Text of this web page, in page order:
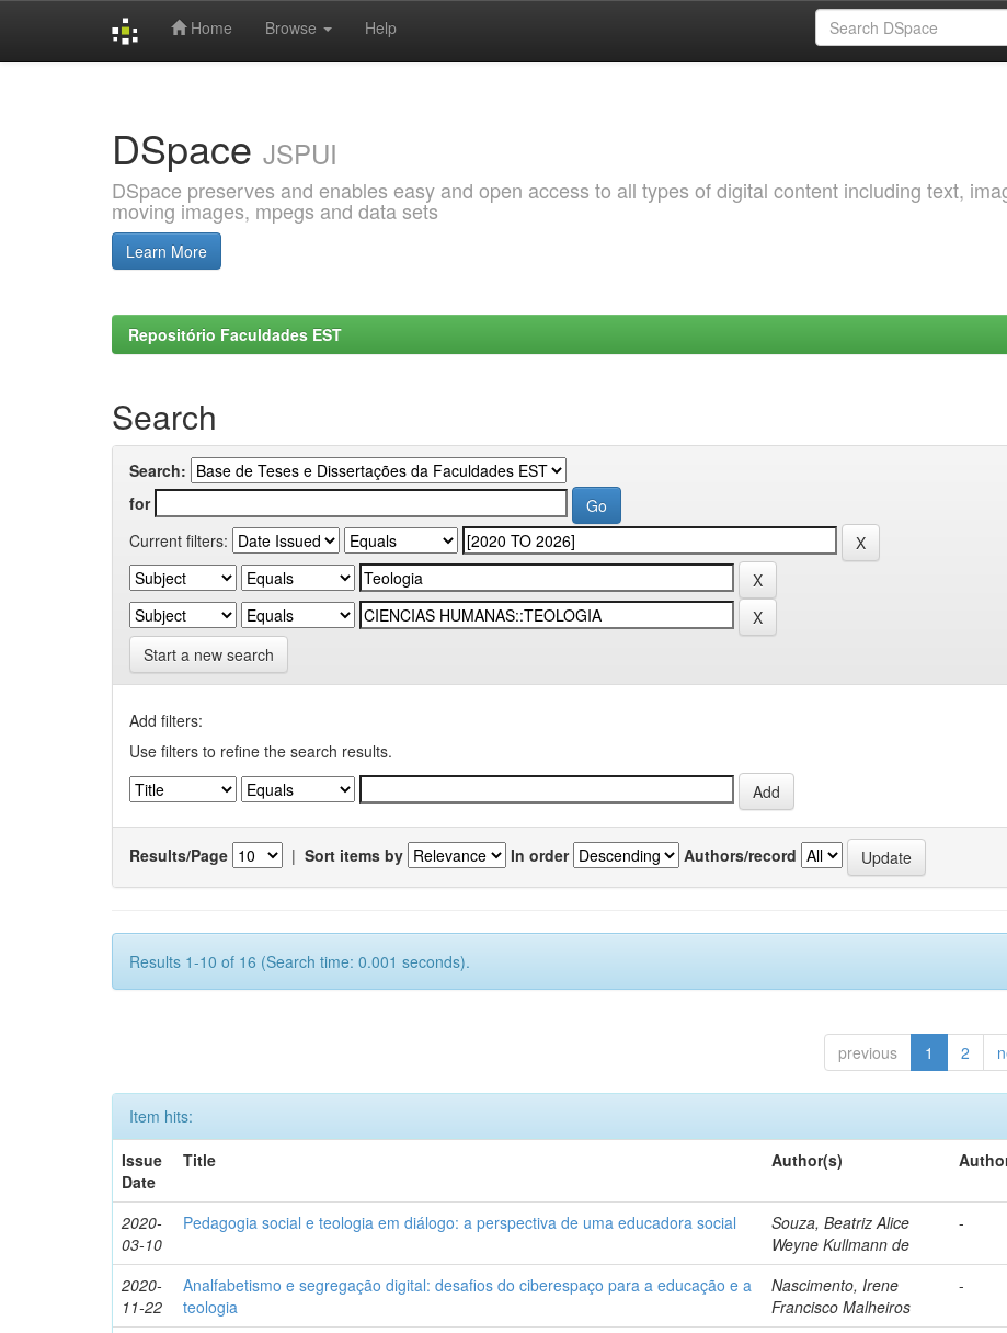
Home Browse Help
DSpace JSPUI
DSpace preserves and enables easy and open access to all types of digital content including text,
moving images, mpegs and data sets
Learn More
Repositório Faculdades EST
Search
Search:
for
Current filters:
Start a new search
Add filters:
Use filters to refine the search results.
Results/Page | Sort items by In order Authors/record
Results 1-10 of 16 (Search time: 0.001 seconds).
previous 1 2
Item hits:
Issue
Date
Title Author(s)
2020-
03-10
Pedagogia social e teologia em diálogo: a perspectiva de uma educadora social
Souza, Beatriz Alice
Weyne Kullmann de
-
2020-
11-22
Analfabetismo e segregação digital: desafios do ciberespaço para a educação e a
teologia
Nascimento, Irene
Francisco Malheiros
-